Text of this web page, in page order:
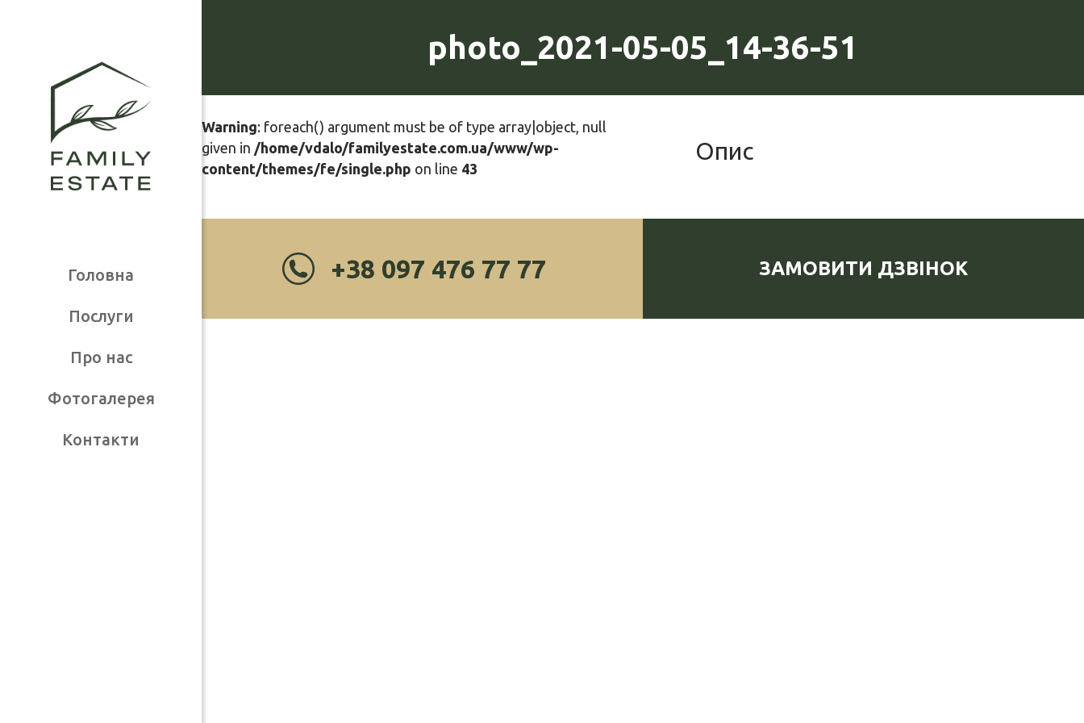
Головна
Послуги
Про нас
Фотогалерея
Контакти
photo_2021-05-05_14-36-51
Опис
Warning: foreach() argument must be of type array|object, null
given in /home/vdalo/familyestate.com.ua/www/wp-
content/themes/fe/single.php on line 43
+38 097 476 77 77 ЗАМОВИТИ ДЗВІНОК